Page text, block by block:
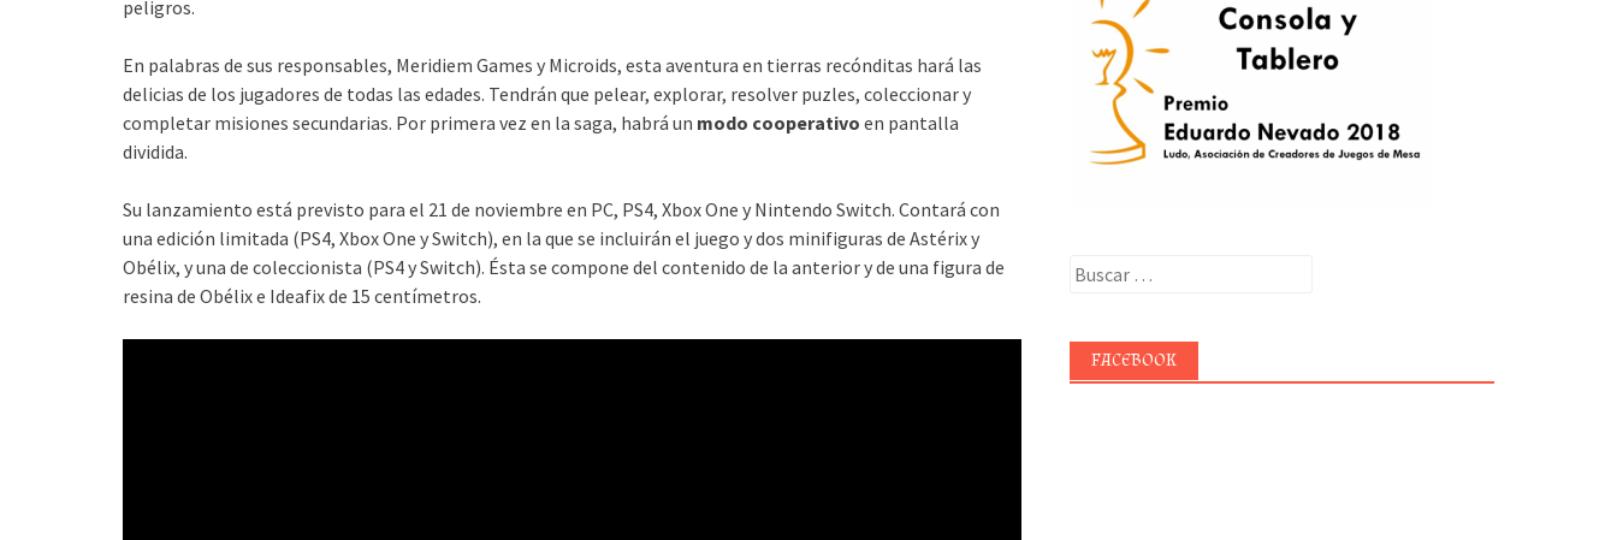
peligros.
En palabras de sus responsables, Meridiem Games y Microids, esta aventura en tierras recónditas hará las
delicias de los jugadores de todas las edades. Tendrán que pelear, explorar, resolver puzles, coleccionar y
completar misiones secundarias. Por primera vez en la saga, habrá un modo cooperativo en pantalla
dividida.
Su lanzamiento está previsto para el 21 de noviembre en PC, PS4, Xbox One y Nintendo Switch. Contará con
una edición limitada (PS4, Xbox One y Switch), en la que se incluirán el juego y dos minifiguras de Astérix y
Obélix, y una de coleccionista (PS4 y Switch). Ésta se compone del contenido de la anterior y de una figura de
resina de Obélix e Ideafix de 15 centímetros.
Buscar:
FACEBOOK